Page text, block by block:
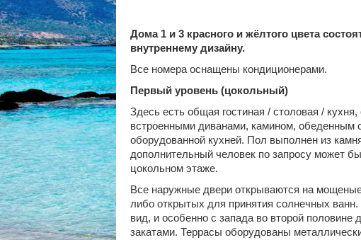
Дома 1 и 3 красного и жёлтого цвета
внутреннему дизайну.
Все номера оснащены кондиционерами.
Первый уровень (цокольный)
Здесь есть общая гостиная / столовая /
встроенными диванами, камином, обеденным
оборудованной кухней. Пол выполнен из
дополнительный человек по запросу может
цокольном этаже.
Все наружные двери открываются на
либо открытых для принятия солнечных
вид, и особенно с запада во второй
закатами. Террасы оборудованы